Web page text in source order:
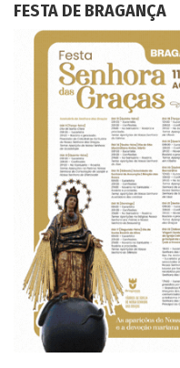
FESTA DE BRAGANÇA